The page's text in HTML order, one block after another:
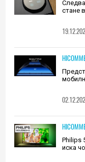
стане
Philips
иска